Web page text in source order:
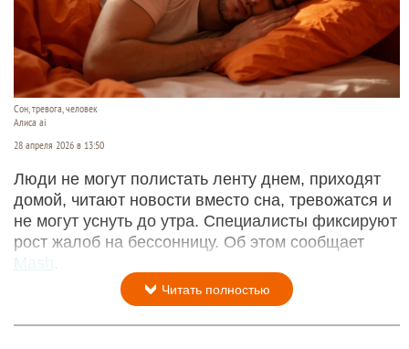
Сон, тревога, человек
Алиса ai
28 апреля 2026 в 13:50
Люди не могут полистать ленту днем, приходят
домой, читают новости вместо сна, тревожатся и
не могут уснуть до утра. Специалисты фиксируют
рост жалоб на бессонницу. Об этом сообщает
Mash
Читать полностью